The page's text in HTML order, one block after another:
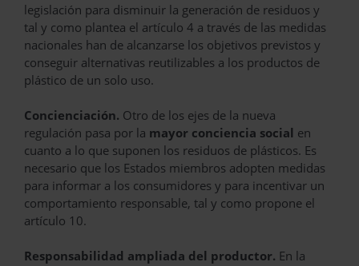
legislación para disminuir la generación de residuos y
tal y como plantea el artículo 4 a través de las medidas
nacionales han de alcanzarse los objetivos previstos y
conseguir alternativas reutilizables a los productos de
plástico de un solo uso.
Concienciación. Otro de los ejes de la nueva
regulación pasa por la mayor conciencia social en
cuanto a lo que suponen los residuos de plásticos. Es
necesario que los Estados miembros adopten medidas
para informar a los consumidores y para incentivar un
comportamiento responsable, tal y como propone el
artículo 10.
Responsabilidad ampliada del productor. En la